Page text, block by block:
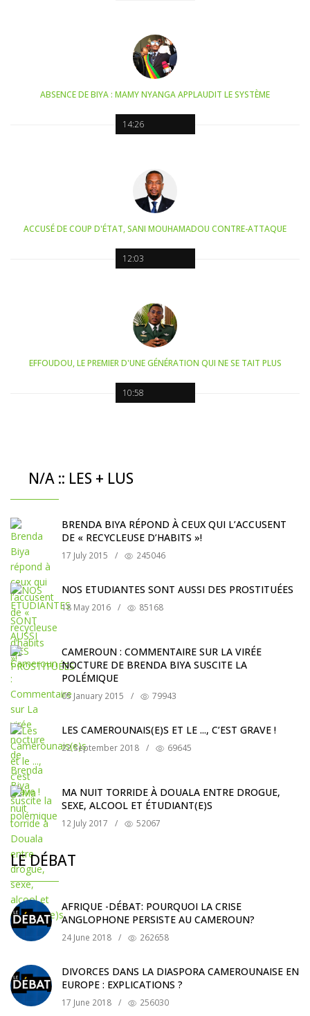
14:26
ABSENCE DE BIYA : MAMY NYANGA APPLAUDIT LE SYSTÈME
12:03
ACCUSÉ DE COUP D'ÉTAT, SANI MOUHAMADOU CONTRE-ATTAQUE
10:58
EFFOUDOU, LE PREMIER D'UNE GÉNÉRATION QUI NE SE TAIT PLUS
N/A :: LES + LUS
BRENDA BIYA RÉPOND À CEUX QUI L’ACCUSENT
DE « RECYCLEUSE D’HABITS »!
17 July 2015 / 245046
NOS ETUDIANTES SONT AUSSI DES PROSTITUÉES
18 May 2016 / 85168
CAMEROUN : COMMENTAIRE SUR LA VIRÉE
NOCTURE DE BRENDA BIYA SUSCITE LA
POLÉMIQUE
05 January 2015 / 79943
LES CAMEROUNAIS(E)S ET LE ..., C’EST GRAVE !
22 September 2018 / 69645
MA NUIT TORRIDE À DOUALA ENTRE DROGUE,
SEXE, ALCOOL ET ÉTUDIANT(E)S
12 July 2017 / 52067
LE DÉBAT
AFRIQUE -DÉBAT: POURQUOI LA CRISE
ANGLOPHONE PERSISTE AU CAMEROUN?
24 June 2018 / 262658
DIVORCES DANS LA DIASPORA CAMEROUNAISE EN
EUROPE : EXPLICATIONS ?
17 June 2018 / 256030